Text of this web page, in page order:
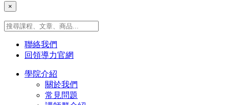
×
聯絡我們
回領導力官網
學院介紹
關於我們
常見問題